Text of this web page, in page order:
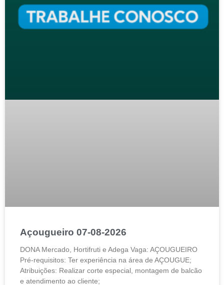
Açougueiro 07-08-2026
DONA Mercado, Hortifruti e Adega Vaga: AÇOUGUEIRO
Pré-requisitos: Ter experiência na área de AÇOUGUE;
Atribuições: Realizar corte especial, montagem de balcão
e atendimento ao cliente;